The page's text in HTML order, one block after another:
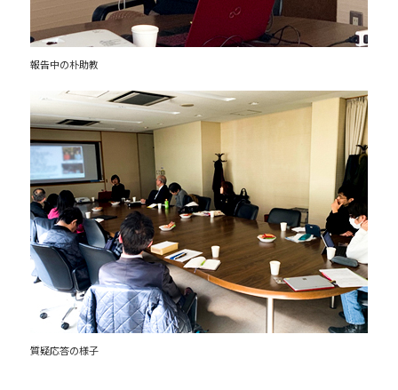
報告中の朴助教
質疑応答の様子